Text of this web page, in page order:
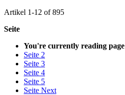
Artikel 1-12 of895
Seite
You're currently reading page
Seite 2
Seite 3
Seite 4
Seite 5
Seite Next